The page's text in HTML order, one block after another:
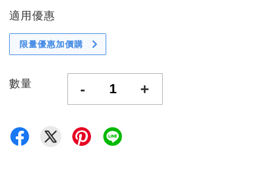
適用優惠
限量優惠加價購
數量 - +